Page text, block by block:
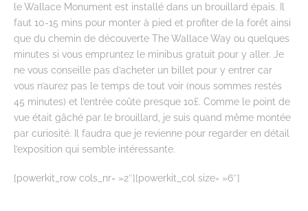
le Wallace Monument est installé dans un brouillard épais. Il
faut 10-15 mins pour monter à pied et profiter de la forêt ainsi
que du chemin de découverte The Wallace Way ou quelques
minutes si vous empruntez le minibus gratuit pour y aller. Je
ne vous conseille pas d’acheter un billet pour y entrer car
vous n’aurez pas le temps de tout voir (nous sommes restés
45 minutes) et l’entrée coûte presque 10£. Comme le point de
vue était gâché par le brouillard, je suis quand même montée
par curiosité. Il faudra que je revienne pour regarder en détail
l’exposition qui semble intéressante.
[powerkit_row cols_nr= »2″][powerkit_col size= »6″]